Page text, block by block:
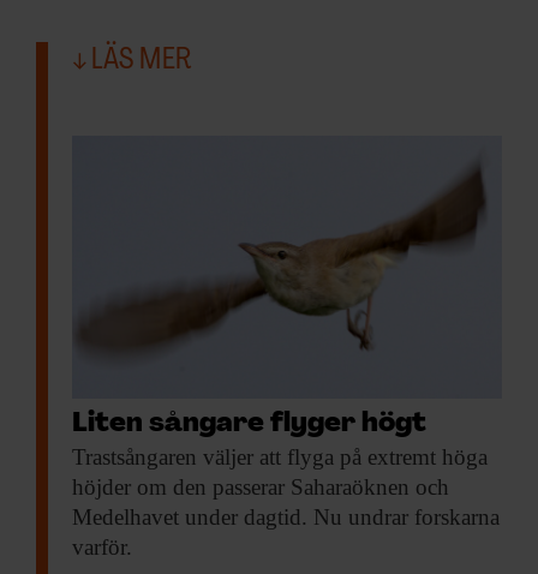
LÄS MER
Liten sångare flyger högt
Trastsångaren väljer att flyga på extremt höga
höjder om den passerar Saharaöknen och
Medelhavet under dagtid. Nu undrar forskarna
varför.